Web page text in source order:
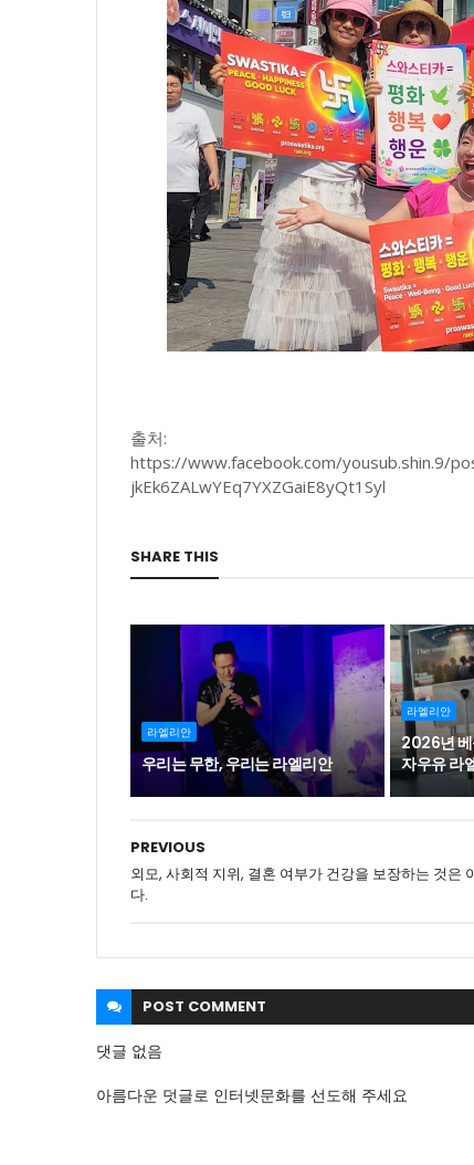
출처:
https://www.facebook.com/yousub.shin.9/
jkEk6ZALwYEq7YXZGaiE8yQt1Syl
SHARE THIS
라엘리안
우리는 무한, 우리는 라엘리안
라엘리안
2026년 베
자우유 라
PREVIOUS
외모, 사회적 지위, 결혼 여부가 건강을 보장하는 것은
다.
POST COMMENT
댓글 없음
아름다운 덧글로 인터넷문화를 선도해 주세요